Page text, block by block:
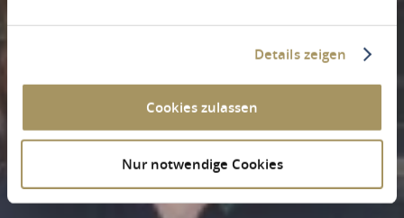
Details zeigen
Cookies zulassen
Nur notwendige Cookies